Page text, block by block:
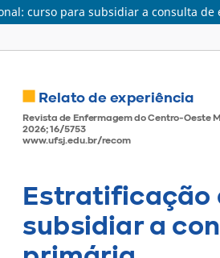
curso para subsidiar a consulta